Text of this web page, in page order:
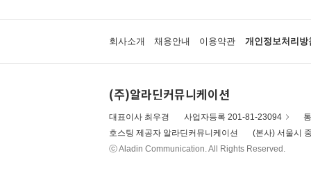
회사소개 채용안내 이용약관 개인정보처리방
(주)알라딘커뮤니케이션
대표이사 최우경 사업자등록 201-81-23094
호스팅 제공자 알라딘커뮤니케이션
(본사) 서울시
ⓒ Aladin Communication. All Rights Reserved.